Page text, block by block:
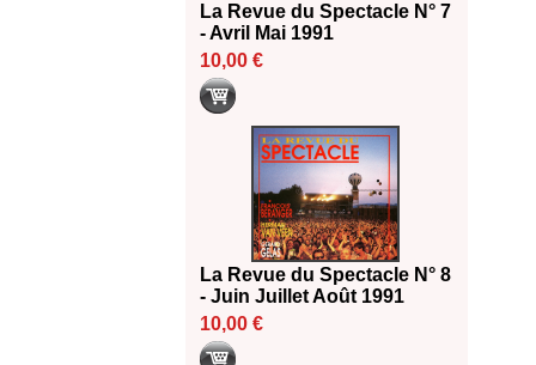
La Revue du Spectacle N° 7
- Avril Mai 1991
10,00 €
La Revue du Spectacle N° 8
- Juin Juillet Août 1991
10,00 €